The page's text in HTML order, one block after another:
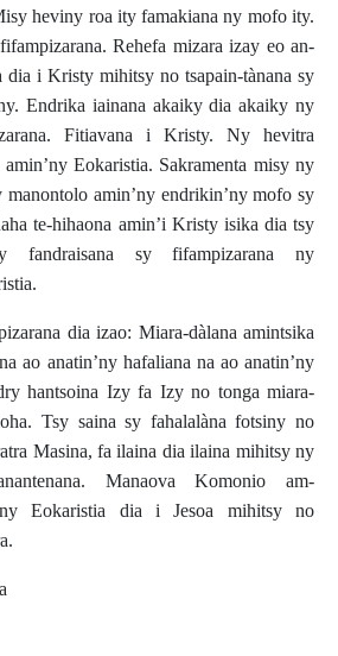
heviny roa ity famakiana ny mofo ity.
Rehefa mizara izay eo an-
dia i Kristy mihitsy no tsapain-tànana sy
Endrika iainana akaiky dia akaiky ny
Fitiavana i Kristy. Ny hevitra
Eokaristia. Sakramenta misy ny
manontolo amin’ny endrikin’ny mofo sy
te-hihaona amin’i Kristy isika dia tsy
fandraisana sy fifampizarana ny
dia izao: Miara-dàlana amintsika
ao anatin’ny hafaliana na ao anatin’ny
hantsoina Izy fa Izy no tonga miara-
Tsy saina sy fahalalàna fotsiny no
Masina, fa ilaina dia ilaina mihitsy ny
Manaova Komonio am-
ny Eokaristia dia i Jesoa mihitsy no